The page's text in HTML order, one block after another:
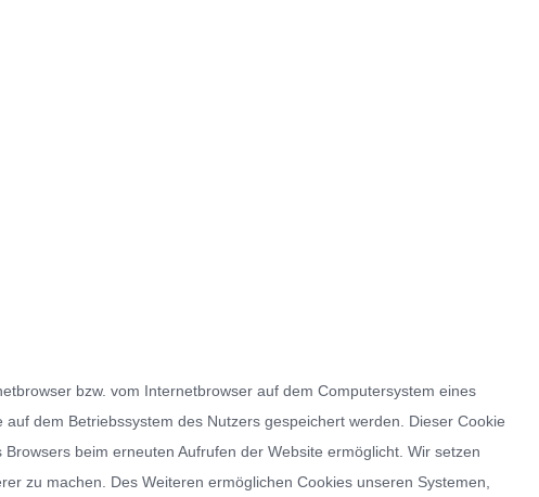
bzw. vom Internetbrowser auf dem Computersystem eines
dem Betriebssystem des Nutzers gespeichert werden. Dieser Cookie
beim erneuten Aufrufen der Website ermöglicht. Wir setzen
zu machen. Des Weiteren ermöglichen Cookies unseren Systemen,